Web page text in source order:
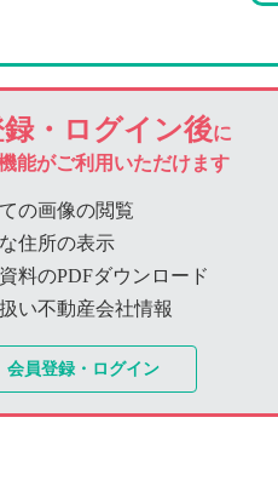
・ログイン後に
能がご利用いただけます
ての画像の閲覧
な住所の表示
資料のPDFダウンロード
扱い不動産会社情報
会員登録・ログイン